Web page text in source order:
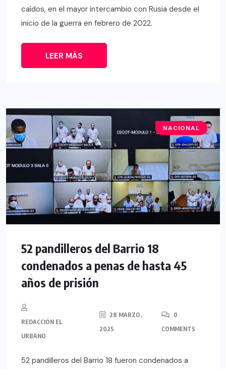
caídos, en el mayor intercambio con Rusia desde el
inicio de la guerra en febrero de 2022.
LEER MÁS
NACIONAL
52 pandilleros del Barrio 18
condenados a penas de hasta 45
años de prisión
REDACCIÓN EL
URBANO
28 MARZO,
2025
0
COMMENTS
52 pandilleros del Barrio 18 fueron condenados a